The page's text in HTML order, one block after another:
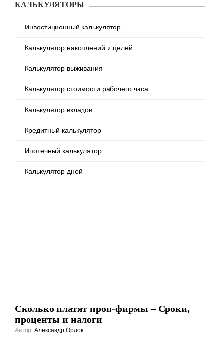
КАЛЬКУЛЯТОРЫ
Инвестиционный калькулятор
Калькулятор накоплений и целей
Калькулятор выживания
Калькулятор стоимости рабочего часа
Калькулятор вкладов
Кредитный калькулятор
Ипотечный калькулятор
Калькулятор дней
Сколько платят проп-фирмы – Сроки,
проценты и налоги
Автор:Александр Орлов